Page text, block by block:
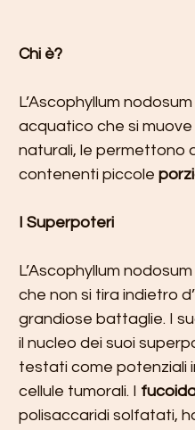
Chi è?
L’Ascophyllum nodosum
acquatico che si muove
naturali, le permettono
contenenti piccole
I Superpoteri
L’Ascophyllum
che non si tira indietro
grandiose battaglie. I
il nucleo dei suoi
testati come potenziali
cellule tumorali. I
polisaccaridi solfatati,